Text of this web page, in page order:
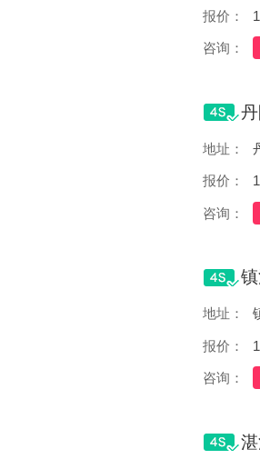
报价：
咨询：
地址：
报价：
咨询：
地址：
报价：
咨询：